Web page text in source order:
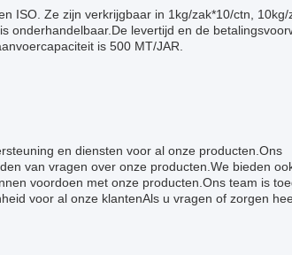
ISO. Ze zijn verkrijgbaar in 1kg/zak*10/ctn, 10kg/
onderhandelbaar.De levertijd en de
is 500 MT/JAR.
en diensten voor al onze producten.Ons
van vragen over onze producten.We bieden
voordoen met onze producten.Ons team is
voor al onze klantenAls u vragen of zorgen